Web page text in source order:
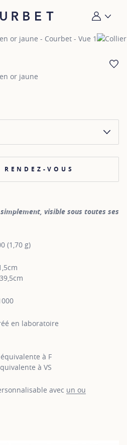
Mon
or jaune
RENDEZ-VOUS
visible sous toutes ses
(1,70 g)
TOOLTIP
en laboratoire
à F
à VS
avec un ou